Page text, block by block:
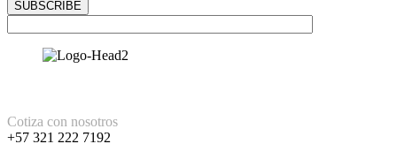
Cotiza con nosotros
+57 321 222 7192